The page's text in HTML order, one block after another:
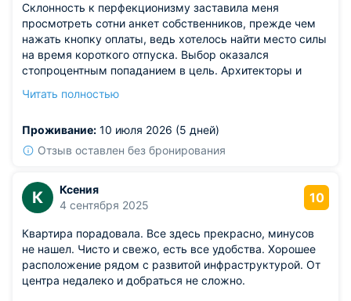
Склонность к перфекционизму заставила меня
просмотреть сотни анкет собственников, прежде чем
нажать кнопку оплаты, ведь хотелось найти место силы
на время короткого отпуска. Выбор оказался
стопроцентным попаданием в цель. Архитекторы и
связана с функциональностью каждого квадратного
энергетикой благополучия, способствующей глубокому
восстановлению сил организма. Я уезжаю абсолютно
создателям этого проекта. Однозначно заношу адрес в
личный золотой список рекомендаций. Процесс
оформления документов на заселение был организован
образцово четко и быстро.
Читать полностью
Проживание: 10 июля 2026 (5 дней)
Отзыв оставлен без бронирования
К
Ксения
4 сентября 2025
10
Квартира порадовала. Все здесь прекрасно, минусов
не нашел. Чисто и свежо, есть все удобства. Хорошее
расположение рядом с развитой инфраструктурой. От
центра недалеко и добраться не сложно.